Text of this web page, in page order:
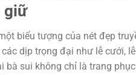
giữ
biểu tượng của nét đẹp
dịp trọng đại như lễ cưới,
bà sui không chỉ là trang